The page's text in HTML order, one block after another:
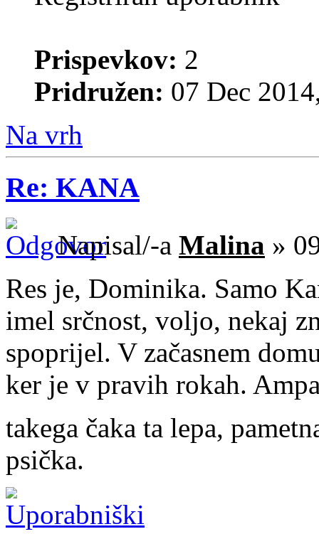
Prispevkov: 2
Pridružen: 07 Dec
Na vrh
Re: KANA
Napisal/-a Malina »
Res je, Dominika. Samo
imel srčnost, voljo, nekaj
spoprijel. V začasnem
ker je v pravih rokah.
takega čaka ta lepa,
psička.